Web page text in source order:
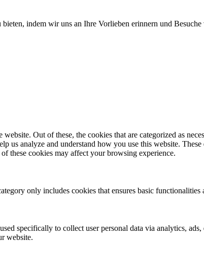
indem wir uns an Ihre Vorlieben erinnern und
Out of these, the cookies that are categorized as
us analyze and understand how you use this website.
these cookies may affect your browsing experience.
only includes cookies that ensures basic
specifically to collect user personal data via analytics, ads,
website.